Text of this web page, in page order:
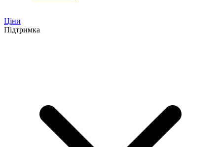
Ціни
Підтримка